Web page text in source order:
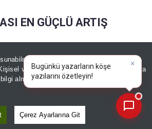
adına sitemizde
verileriniz, KVKK ve GDPR kapsamında
bilgi almak içinAydınlatma Metnimizi
Çerez Ayarlarına Git
EN GÜÇLÜ ARTIŞ
yapılan
“3-7 Ağustos haftasında ons
ana belirleyici unsur Orta
çözüm beklentilerinin petrol
endişelerini aşağı
faiz artırımı beklentilerinin
Bugünkü yazarların köşe y